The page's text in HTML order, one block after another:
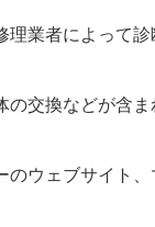
業者によって
交換などが含ま
ウェブサイト